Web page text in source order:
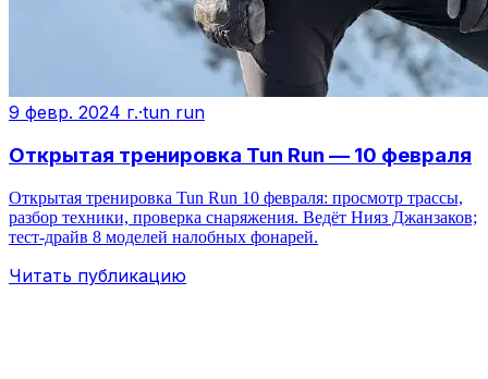
9 февр. 2024 г.·tun run
Открытая тренировка Tun Run — 10 февраля
Открытая тренировка Tun Run 10 февраля: просмотр трассы,
разбор техники, проверка снаряжения. Ведёт Нияз Джанзаков;
тест-драйв 8 моделей налобных фонарей.
Читать публикацию